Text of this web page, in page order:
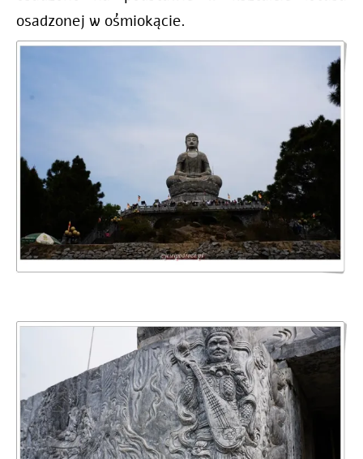
osadzonej w ośmiokącie.